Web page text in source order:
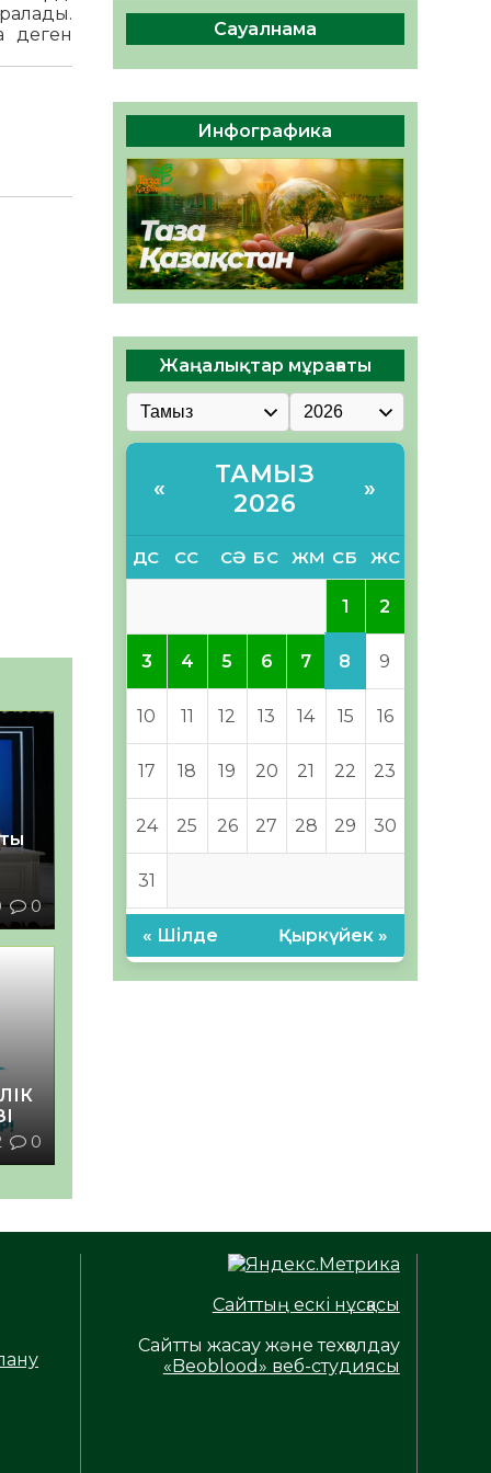
деген
0
0
Руслан Рүстемұлы облыс
әкімінің кеңесшісі болып
тағайындалды
05.08.2026
44 0
Сауалнама
Инфографика
Жаңалықтар мұрағаты
«
ТАМЫЗ
2026
»
ДС СС СӘ БС ЖМ СБ ЖС
1 2
3 4 5 6 7 8 9
10 11 12 13 14 15 16
17 18 19 20 21 22 23
24 25 26 27 28 29 30
31
« Шілде Қыркүйек »
Сайттың ескі нұсқасы
Сайтты жасау және техқолдау
«Beoblood» веб-студиясы